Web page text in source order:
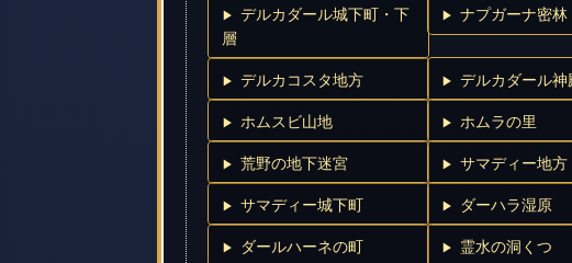
デルカダール城下町・下
層
ナプガーナ密林
デルカコスタ地方
デルカダール神
ホムスビ山地
ホムラの里
荒野の地下迷宮
サマディー地方
サマディー城下町
ダーハラ湿原
ダールハーネの町
霊水の洞くつ